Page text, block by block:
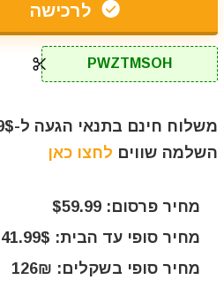
לרכישה
PWZTMSOH
השלמה שווים לחצו כאן
מחיר פרסום: $59.99
מחיר סופי עד הבית: 41.99$
מחיר סופי בשקלים: 126₪